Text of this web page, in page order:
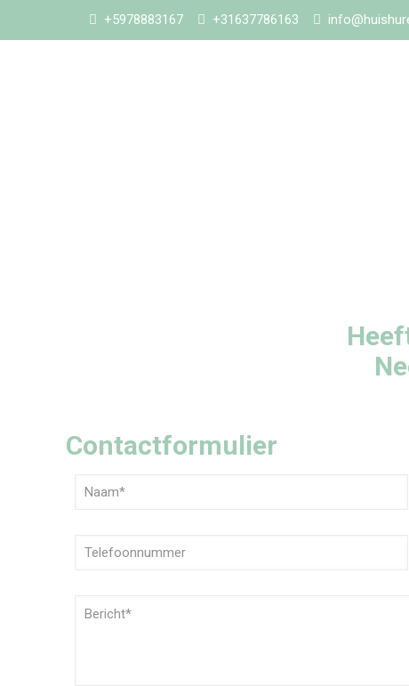
+5978883167 +31637786163
Contactformulier